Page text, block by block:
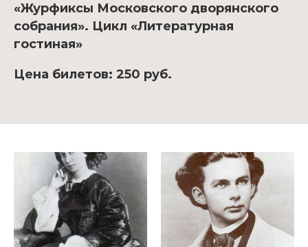
«Журфиксы Московского дворянского
собрания». Цикл «Литературная
гостиная»
Цена билетов: 250 руб.